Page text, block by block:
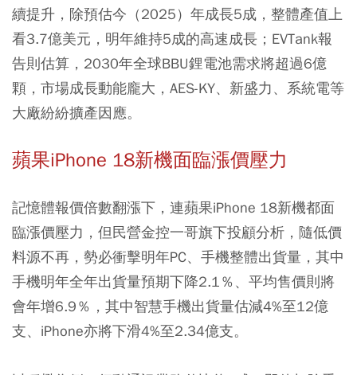
續提升，除預估今（2025）年成長5成，整體產值上
看3.7億美元，明年維持5成的高速成長；EVTank報
告則估算，2030年全球BBU鋰電池需求將超過6億
顆，市場成長動能龐大，AES-KY、新盛力、系統電等
大廠紛紛擴產因應。
蘋果iPhone 18新機面臨漲價壓力
記憶體報價倍數翻漲下，連蘋果iPhone 18新機都面
臨漲價壓力，但民營金控一哥旗下投顧分析，隨低價
料源不再，勢必衝擊明年PC、手機整體出貨量，其中
手機明年全年出貨量預期下降2.1％、平均售價則將
會年增6.9％，其中智慧手機出貨量估減4%至12億
支、iPhone亦將下滑4%至2.34億支。